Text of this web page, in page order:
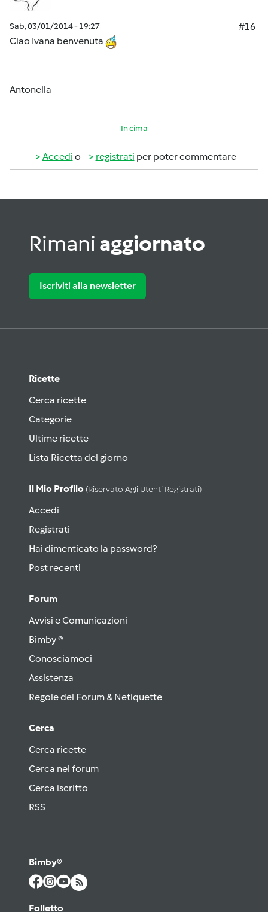
Sab, 03/01/2014 - 19:27
#16
Ciao Ivana benvenuta
Antonella
In cima
Accedi o registrati per poter commentare
Rimani aggiornato
Iscriviti alla newsletter
Ricette
Cerca ricette
Categorie
Ultime ricette
Lista Ricetta del giorno
Il Mio Profilo (riservato Agli Utenti Registrati)
Accedi
Registrati
Hai dimenticato la password?
Post recenti
Forum
Avvisi e Comunicazioni
Bimby ®
Conosciamoci
Assistenza
Regole del Forum & Netiquette
Cerca
Cerca ricette
Cerca nel forum
Cerca iscritto
RSS
Bimby®
Folletto